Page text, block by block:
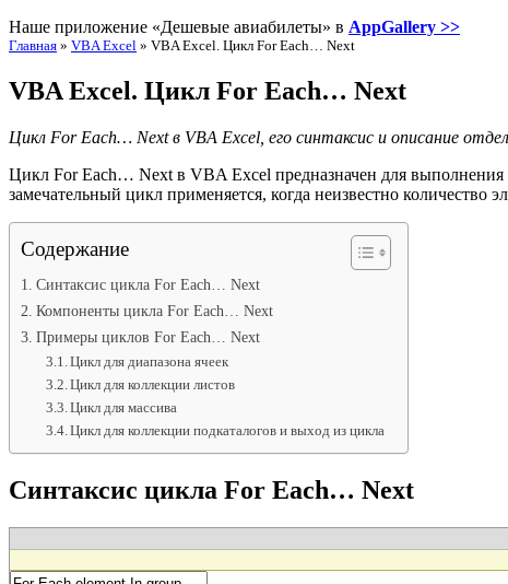
Наше приложение «Дешевые авиабилеты» в AppGallery >>
Главная » VBA Excel » VBA Excel. Цикл For Each… Next
VBA Excel. Цикл For Each… Next
Цикл For Each… Next в VBA Excel, его синтаксис и описание
Цикл For Each… Next в VBA Excel предназначен для
замечательный цикл применяется, когда неизвестно количество
Содержание
Синтаксис цикла For Each… Next
Компоненты цикла For Each… Next
Примеры циклов For Each… Next
Цикл для диапазона ячеек
Цикл для коллекции листов
Цикл для массива
Цикл для коллекции подкаталогов и выход из цикла
Синтаксис цикла For Each… Next